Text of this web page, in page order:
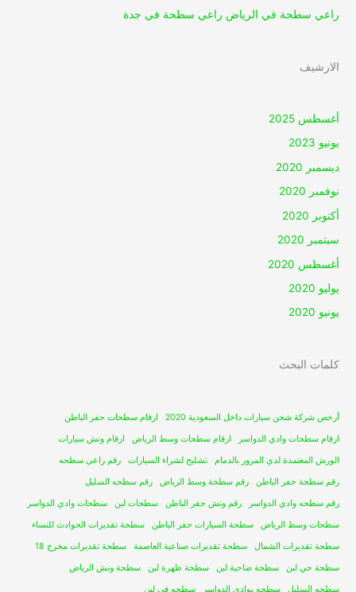
راعي سطحة في الرياض راعي سطحة في جدة
الارشيف
أغسطس 2025
يونيو 2023
ديسمبر 2020
نوفمبر 2020
أكتوبر 2020
سبتمبر 2020
أغسطس 2020
يوليو 2020
يونيو 2020
كلمات البحث
أرخص شركة شحن سيارات داخل السعودية 2020 ارقام سطحات حفر الباطن
ارقام سطحات وادي الدواسر ارقام سطحات وسط الرياض ارقام ونش سيارات
الورش المعتمدة لدي المرور بالدمام تشليح لشراء السيارات رقم راعي سطحه
رقم سطحة حفر الباطن رقم سطحة وسط الرياض رقم سطحه السليل
رقم سطحه وادي الدواسر رقم ونش حفر الباطن سطحات لبن سطحات وادي الدواسر
سطحات وسط الرياض سطحة السيارات حفر الباطن سطحة تقديرات الحوادث للنساء
سطحة تقديرات الشمال سطحة تقديرات صناعية العاصمة سطحة تقديرات مخرج 18
سطحة حي لبن سطحة ضاحية لبن سطحة ظهرة لبن سطحة ونش الرياض
سطحه السليل سطحه بوادي الدواسر سطحه في لبن